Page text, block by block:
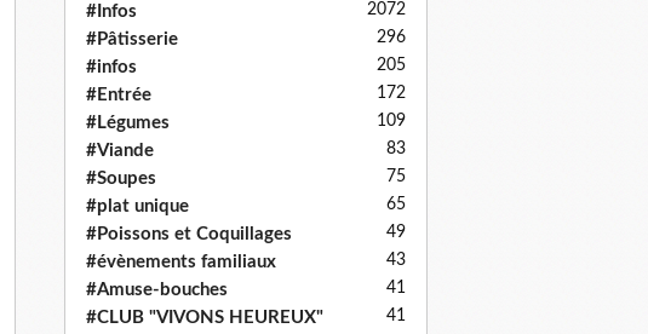
#Infos 2072
#Pâtisserie 296
#infos 205
#Entrée 172
#Légumes 109
#Viande 83
#Soupes 75
#plat unique 65
#Poissons et Coquillages 49
#évènements familiaux 43
#Amuse-bouches 41
#CLUB "VIVONS HEUREUX" 41